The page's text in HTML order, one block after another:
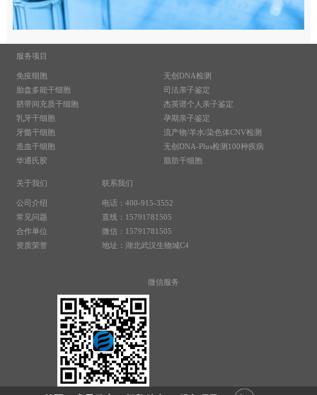
服务项目
免疫细胞
胎盘多能干细胞
脐带间充质干细胞
乳牙干细胞
牙髓干细胞
造血干细胞
华通氏胶
无创DNA检测
司法亲子鉴定
杰英谱个人亲子鉴定
孕期亲子鉴定
流产物/羊水/染色体CNV检测
无创DNA-Plus检测100种疾病
脂肪干细胞
关于我们
公司介绍
常见问题
合作单位
资质荣誉
联系我们
电话：400-915-3552
直线：15791781505
微信：15791781505
地址：湖北武汉生物城C4
微信服务